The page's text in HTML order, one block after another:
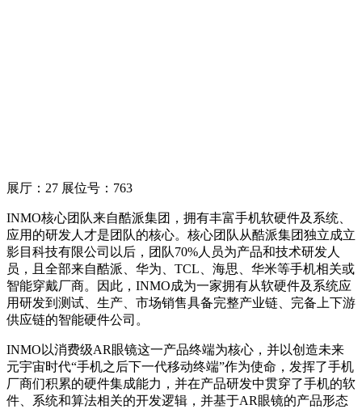
展厅：27 展位号：763
INMO核心团队来自酷派集团，拥有丰富手机软硬件及系统、
应用的研发人才是团队的核心。核心团队从酷派集团独立成立
影目科技有限公司以后，团队70%人员为产品和技术研发人
员，且全部来自酷派、华为、TCL、海思、华米等手机相关或
智能穿戴厂商。因此，INMO成为一家拥有从软硬件及系统应
用研发到测试、生产、市场销售具备完整产业链、完备上下游
供应链的智能硬件公司。
INMO以消费级AR眼镜这一产品终端为核心，并以创造未来
元宇宙时代“手机之后下一代移动终端”作为使命，发挥了手机
厂商们积累的硬件集成能力，并在产品研发中贯穿了手机的软
件、系统和算法相关的开发逻辑，并基于AR眼镜的产品形态